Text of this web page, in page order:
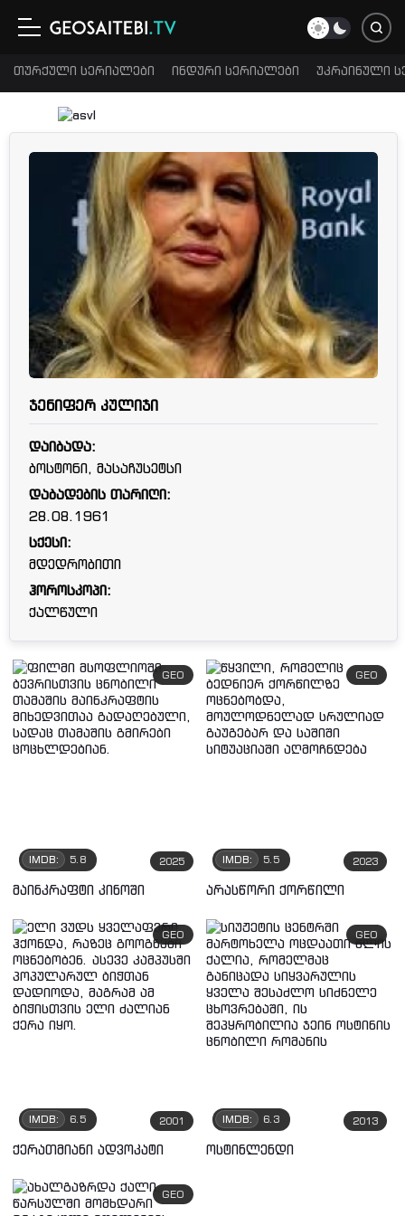
თურქული სერიალები ინდური სერიალები უკრაინული
ჯენიფერ კულიჯი
დაიბადა:
ბოსტონი, მასაჩუსეტსი
დაბადების თარიღი:
28.08.1961
სქესი:
მდედრობითი
ჰოროსკოპი:
ქალწული
GEO
2025
IMDB: 5.8
მაინკრაფტი კინოში
GEO
2023
IMDB: 5.5
არასწორი ქორწილი
GEO
2001
IMDB: 6.5
ქერათმიანი ადვოკატი
GEO
2013
IMDB: 6.3
ოსტინლენდი
GEO